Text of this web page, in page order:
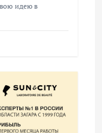
идею в